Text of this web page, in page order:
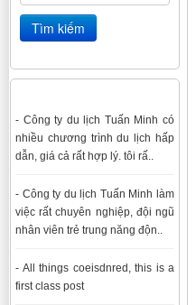
- Công ty du lịch Tuấn Minh có
nhiều chương trình du lịch hấp
dẫn, giá cả rất hợp lý. tôi rấ..
- Công ty du lịch Tuấn Minh làm
việc rất chuyên nghiệp, đội ngũ
nhân viên trẻ trung năng độn..
- All things coeisdnred, this is a
first class post